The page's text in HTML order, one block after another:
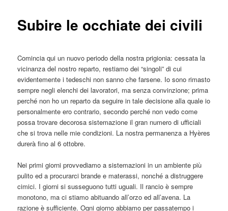
Subire le occhiate dei civili
Comincia qui un nuovo periodo della nostra prigionia: cessata la
vicinanza del nostro reparto, restiamo dei “singoli” di cui
evidentemente i tedeschi non sanno che farsene. Io sono rimasto
sempre negli elenchi dei lavoratori, ma senza convinzione; prima
perché non ho un reparto da seguire in tale decisione alla quale io
personalmente ero contrario, secondo perché non vedo come
possa trovare decorosa sistemazione il gran numero di ufficiali
che si trova nelle mie condizioni. La nostra permanenza a Hyères
durerà fino al 6 ottobre.
Nei primi giorni provvediamo a sistemazioni in un ambiente più
pulito ed a procurarci brande e materassi, nonché a distruggere
cimici. I giorni si susseguono tutti uguali. Il rancio è sempre
monotono, ma ci stiamo abituando all’orzo ed all’avena. La
razione è sufficiente. Ogni giorno abbiamo per passatempo i